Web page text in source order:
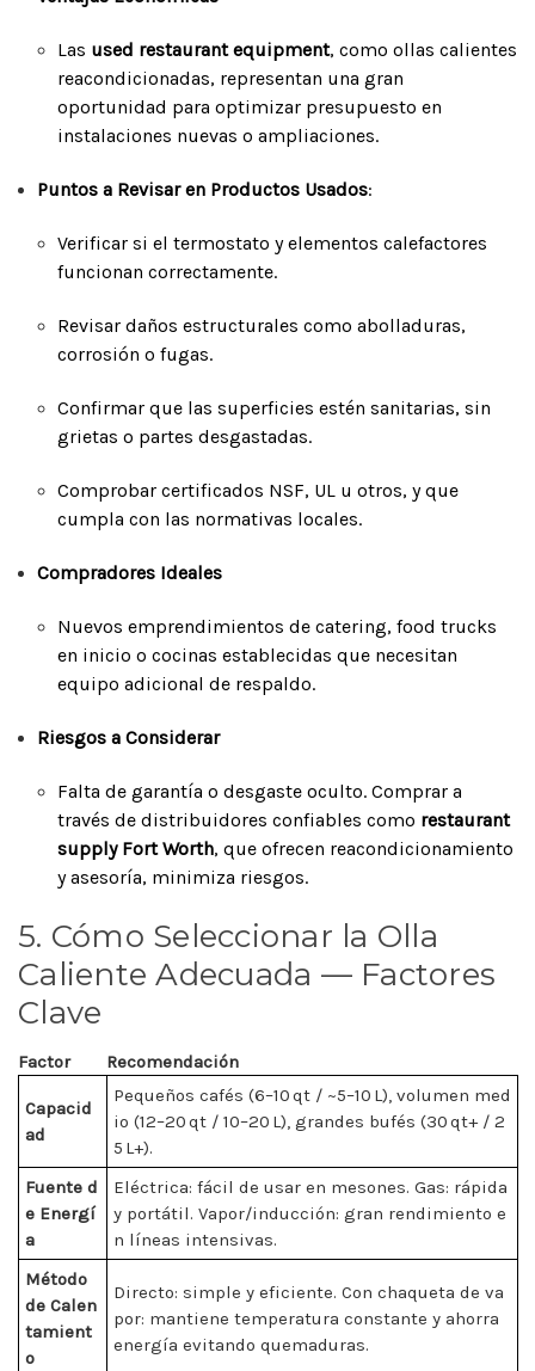
Las used restaurant equipment, como ollas calientes
reacondicionadas, representan una gran
oportunidad para optimizar presupuesto en
instalaciones nuevas o ampliaciones.
Puntos a Revisar en Productos Usados:
Verificar si el termostato y elementos calefactores
funcionan correctamente.
Revisar daños estructurales como abolladuras,
corrosión o fugas.
Confirmar que las superficies estén sanitarias, sin
grietas o partes desgastadas.
Comprobar certificados NSF, UL u otros, y que
cumpla con las normativas locales.
Compradores Ideales
Nuevos emprendimientos de catering, food trucks
en inicio o cocinas establecidas que necesitan
equipo adicional de respaldo.
Riesgos a Considerar
Falta de garantía o desgaste oculto. Comprar a
través de distribuidores confiables como restaurant
supply Fort Worth, que ofrecen reacondicionamiento
y asesoría, minimiza riesgos.
5. Cómo Seleccionar la Olla
Caliente Adecuada — Factores
Clave
Factor Recomendación
Capacid
ad
Pequeños cafés (6–10 qt / ~5–10 L), volumen med
io (12–20 qt / 10–20 L), grandes bufés (30 qt+ / 2
5 L+).
Fuente d
e Energí
a
Eléctrica: fácil de usar en mesones. Gas: rápida
y portátil. Vapor/inducción: gran rendimiento e
n líneas intensivas.
Método
de Calen
tamient
o
Directo: simple y eficiente. Con chaqueta de va
por: mantiene temperatura constante y ahorra
energía evitando quemaduras.